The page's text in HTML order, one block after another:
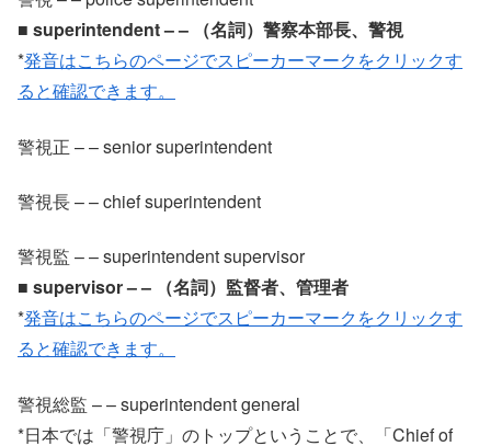
■ superintendent – – （名詞）警察本部長、警視
*発音はこちらのページでスピーカーマークをクリックす
ると確認できます。
警視正 – – senior superintendent
警視長 – – chief superintendent
警視監 – – superintendent supervisor
■ supervisor – – （名詞）監督者、管理者
*発音はこちらのページでスピーカーマークをクリックす
ると確認できます。
警視総監 – – superintendent general
*日本では「警視庁」のトップということで、「Chief of